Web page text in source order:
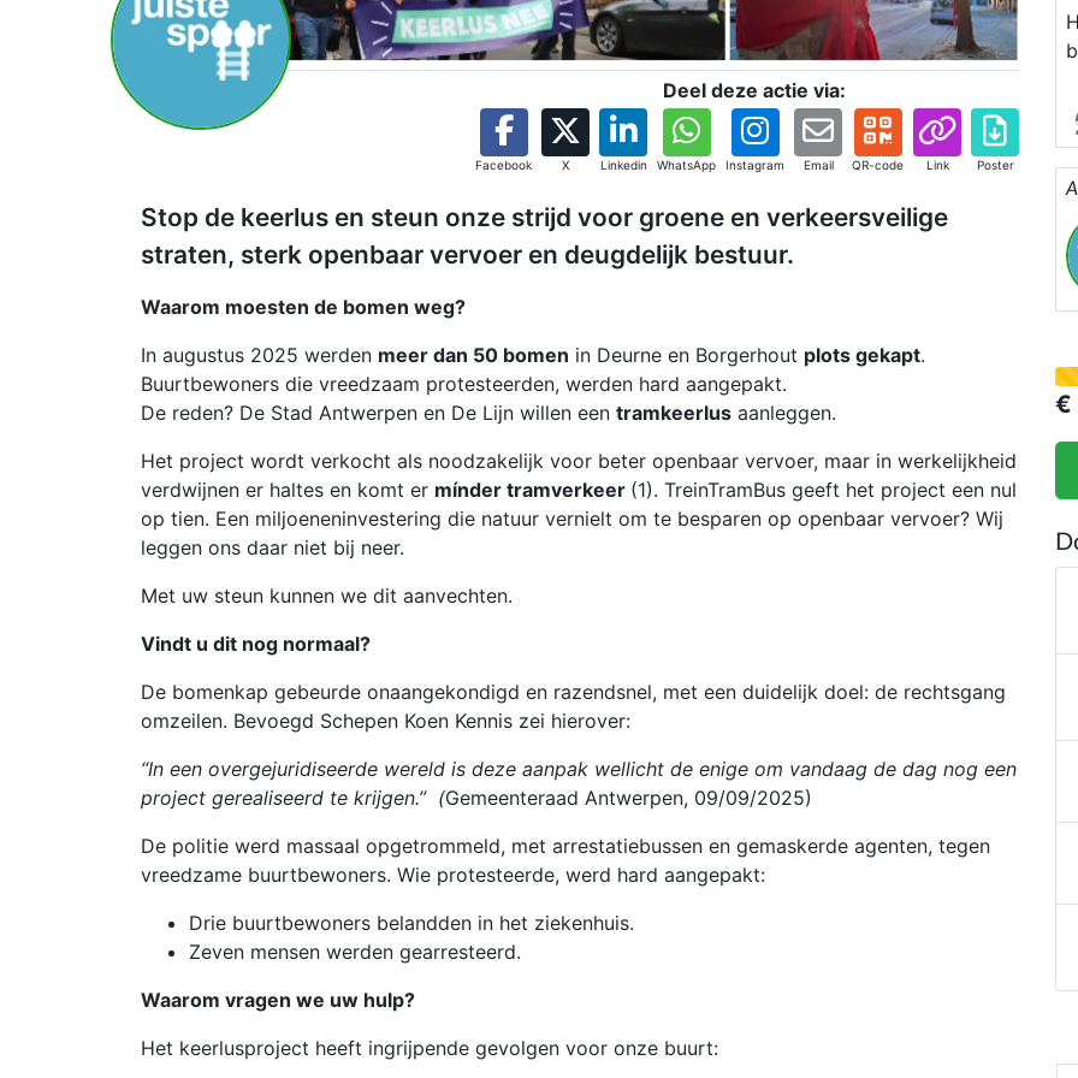
Deel deze actie via:
Facebook X Linkedin WhatsApp Instagram Email QR-code Link Poster
Stop de keerlus en steun onze strijd voor groene en verkeersveilige
straten, sterk openbaar vervoer en deugdelijk bestuur.
Waarom moesten de bomen weg?
In augustus 2025 werden meer dan 50 bomen in Deurne en Borgerhout plots gekapt.
Buurtbewoners die vreedzaam protesteerden, werden hard aangepakt.
De reden? De Stad Antwerpen en De Lijn willen een tramkeerlus aanleggen.
Het project wordt verkocht als noodzakelijk voor beter openbaar vervoer, maar in werkelijkheid
verdwijnen er haltes en komt er mínder tramverkeer (1). TreinTramBus geeft het project een nul
op tien. Een miljoeneninvestering die natuur vernielt om te besparen op openbaar vervoer? Wij
leggen ons daar niet bij neer.
Met uw steun kunnen we dit aanvechten.
Vindt u dit nog normaal?
De bomenkap gebeurde onaangekondigd en razendsnel, met een duidelijk doel: de rechtsgang
omzeilen. Bevoegd Schepen Koen Kennis zei hierover:
“In een overgejuridiseerde wereld is deze aanpak wellicht de enige om vandaag de dag nog een
project gerealiseerd te krijgen.” (Gemeenteraad Antwerpen, 09/09/2025)
De politie werd massaal opgetrommeld, met arrestatiebussen en gemaskerde agenten, tegen
vreedzame buurtbewoners. Wie protesteerde, werd hard aangepakt:
Drie buurtbewoners belandden in het ziekenhuis.
Zeven mensen werden gearresteerd.
Waarom vragen we uw hulp?
Het keerlusproject heeft ingrijpende gevolgen voor onze buurt:
€